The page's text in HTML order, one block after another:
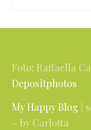
Foto: Raffaella
Depositphotos
My Happy Blog |
– by Carlotta